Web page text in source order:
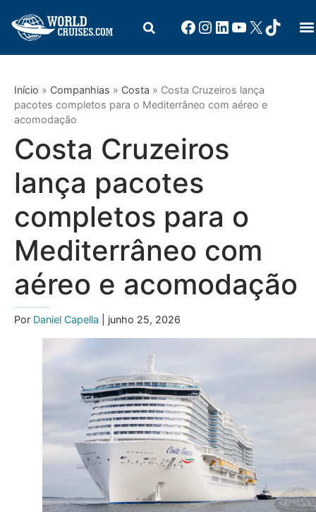
Início » Companhias » Costa » Costa Cruzeiros lança
pacotes completos para o Mediterrâneo com aéreo e
acomodação
Costa Cruzeiros
lança pacotes
completos para o
Mediterrâneo com
aéreo e acomodação
Por Daniel Capella | junho 25, 2026